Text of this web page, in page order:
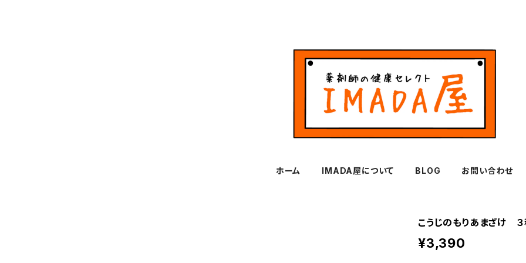
ホーム IMADA屋について BLOG お問い合わせ
こうじのもりあまざけ ３
¥3,390